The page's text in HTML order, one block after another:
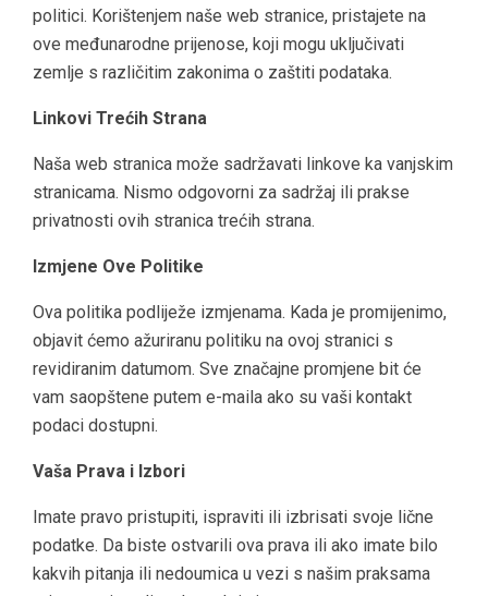
politici. Korištenjem naše web stranice, pristajete na
ove međunarodne prijenose, koji mogu uključivati
zemlje s različitim zakonima o zaštiti podataka.
Linkovi Trećih Strana
Naša web stranica može sadržavati linkove ka vanjskim
stranicama. Nismo odgovorni za sadržaj ili prakse
privatnosti ovih stranica trećih strana.
Izmjene Ove Politike
Ova politika podliježe izmjenama. Kada je promijenimo,
objavit ćemo ažuriranu politiku na ovoj stranici s
revidiranim datumom. Sve značajne promjene bit će
vam saopštene putem e-maila ako su vaši kontakt
podaci dostupni.
Vaša Prava i Izbori
Imate pravo pristupiti, ispraviti ili izbrisati svoje lične
podatke. Da biste ostvarili ova prava ili ako imate bilo
kakvih pitanja ili nedoumica u vezi s našim praksama